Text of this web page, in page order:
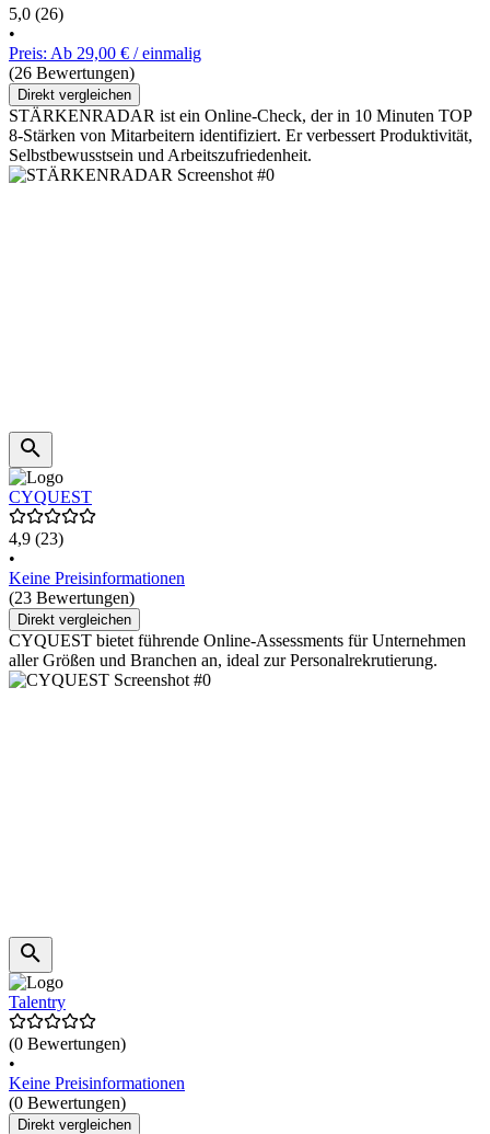
5,0 (26)
•
Preis: Ab 29,00 € / einmalig
(26 Bewertungen)
Direkt vergleichen
STÄRKENRADAR ist ein Online-Check, der in 10 Minuten TOP
8-Stärken von Mitarbeitern identifiziert. Er verbessert Produktivität,
Selbstbewusstsein und Arbeitszufriedenheit.
CYQUEST
4,9 (23)
•
Keine Preisinformationen
(23 Bewertungen)
Direkt vergleichen
CYQUEST bietet führende Online-Assessments für Unternehmen
aller Größen und Branchen an, ideal zur Personalrekrutierung.
Talentry
(0 Bewertungen)
•
Keine Preisinformationen
(0 Bewertungen)
Direkt vergleichen